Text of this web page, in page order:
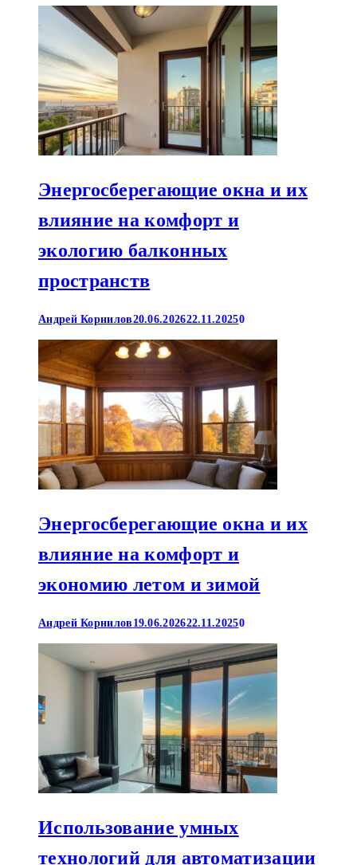
Энергосберегающие окна и их
влияние на комфорт и
экологию балконных
пространств
Андрей Корнилов20.06.202622.11.20250
Энергосберегающие окна и их
влияние на комфорт и
экономию летом и зимой
Андрей Корнилов 19.06.202622.11.20250
Использование умных
технологий для автоматизации